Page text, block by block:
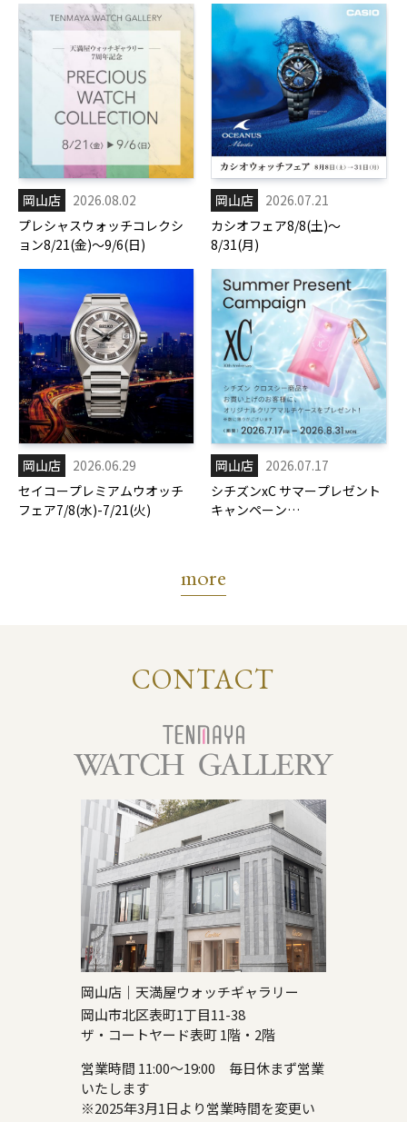
岡山店
2026.08.02
プレシャスウォッチコレクシ
ョン8/21(金)～9/6(日)
岡山店
2026.07.21
カシオフェア8/8(土)～
8/31(月)
岡山店
2026.06.29
セイコープレミアムウオッチ
フェア7/8(水)-7/21(火)
岡山店
2026.07.17
シチズンxC サマープレゼント
キャンペーン
more
CONTACT
岡山店｜天満屋ウォッチギャラリー
岡山市北区表町1丁目11-38
ザ・コートヤード表町 1階・2階
営業時間 11:00～19:00 毎日休まず営業
いたします
※2025年3月1日より営業時間を変更い